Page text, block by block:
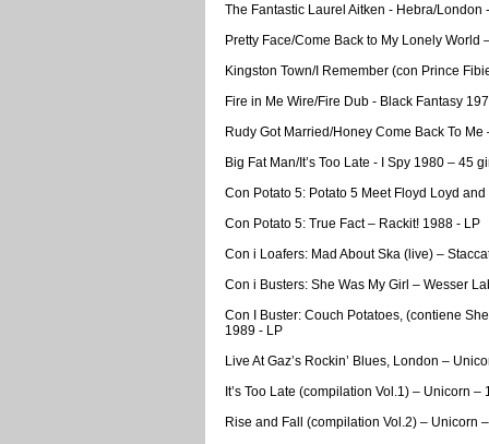
The Fantastic Laurel Aitken - Hebra/
Pretty Face/Come Back to My Lonely
Kingston Town/I Remember (con Prince
Fire in Me Wire/Fire Dub - Black Fantasy
Rudy Got Married/Honey Come Back To
Big Fat Man/It’s Too Late - I Spy 1980 – 45
Con Potato 5: Potato 5 Meet Floyd Loyd
Con Potato 5: True Fact – Rackit! 1988 - LP
Con i Loafers: Mad About Ska (live) –
Con i Busters: She Was My Girl – Wesser
Con I Buster: Couch Potatoes, (contiene
1989 - LP
Live At Gaz’s Rockin’ Blues, London –
It’s Too Late (compilation Vol.1) – Unicorn –
Rise and Fall (compilation Vol.2) – Unicorn